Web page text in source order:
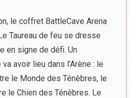
le coffret BattleCave Arena
Taureau de feu se dresse
en signe de défi. Un
avoir lieu dans l’Arène : le
le Monde des Ténèbres, le
le Chien des Ténèbres. Le